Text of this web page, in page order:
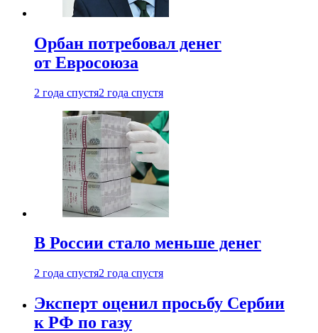
Орбан потребовал денег
от Евросоюза
2 года спустя2 года спустя
В России стало меньше денег
2 года спустя2 года спустя
Эксперт оценил просьбу Сербии
к РФ по газу